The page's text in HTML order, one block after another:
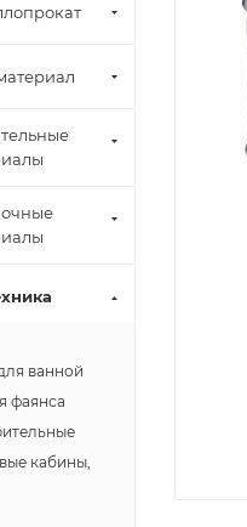
ванной
фаянса
кабины,